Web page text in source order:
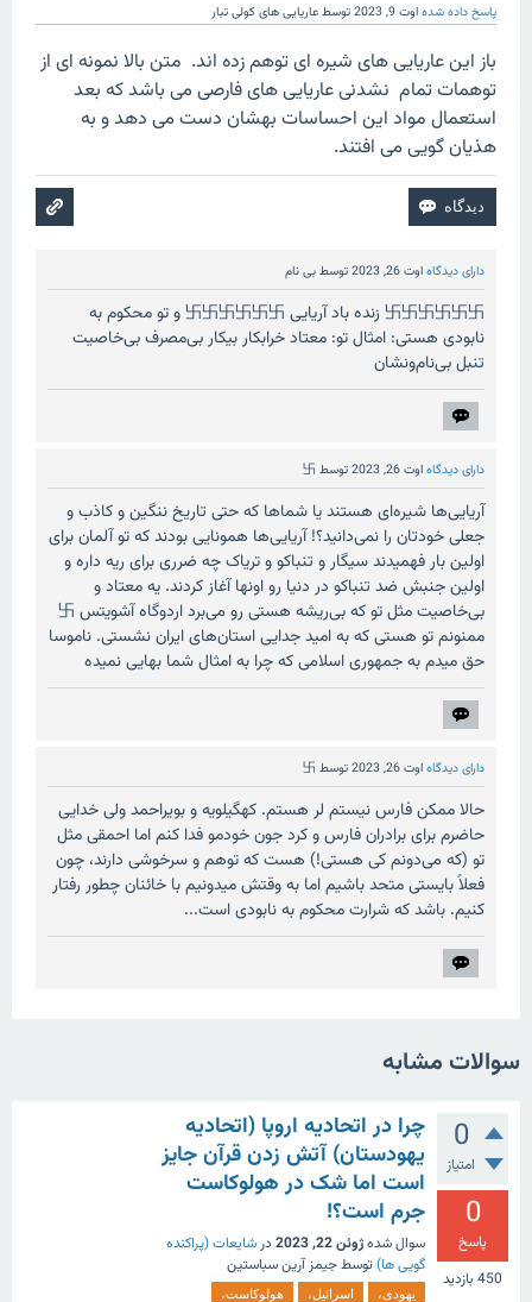
پاسخ داده شدهاوت 9, 2023 توسطعاریایی های کولی تبار
باز این عاریایی های شیره ای توهم زده اند. متن بالا نمونه ای از
توهمات تمام نشدنی عاریایی های فارصی می باشد که بعد
استعمال مواد این احساسات بهشان دست می دهد و به
هذیان گویی می افتند.
دارای دیدگاهاوت 26, 2023 توسطبی نام
卐卐卐卐卐卐 زنده باد آریایی 卐卐卐卐卐卐 و تو محکوم به
نابودی هستی: امثال تو: معتاد خرابکار بیکار بی‌مصرف بی‌خاصیت
تنبل بی‌نام‌ونشان
دارای دیدگاهاوت 26, 2023 توسط 卐
آریایی‌ها شیره‌ای هستند یا شماها که حتی تاریخ ننگین و کاذب و
جعلی خودتان را نمی‌دانید؟! آریایی‌ها همونایی بودند که تو آلمان برای
اولین بار فهمیدند سیگار و تنباکو و تریاک چه ضرری برای ریه داره و
اولین جنبش ضد تنباکو در دنیا رو اونها آغاز کردند. یه معتاد و
بی‌خاصیت مثل تو که بی‌ریشه هستی رو می‌برد اردوگاه آشویتس 卐
ممنونم تو هستی که به امید جدایی استان‌های ایران نشستی. ناموسا
حق میدم به جمهوری اسلامی که چرا به امثال شما بهایی نمیده
دارای دیدگاهاوت 26, 2023 توسط 卐
حالا ممکن فارس نیستم لر هستم. کهگیلویه و بویراحمد ولی خدایی
حاضرم برای برادران فارس و کرد جون خودمو فدا کنم اما احمقی مثل
تو (که می‌دونم کی هستی!) هست که توهم و سرخوشی دارند، چون
فعلاً بایستی متحد باشیم اما به وقتش میدونیم با خائنان چطور رفتار
کنیم. باشد که شرارت محکوم به نابودی است...
سوالات مشابه
0
امتیاز
0
پاسخ
450 بازدید
چرا در اتحادیه اروپا (اتحادیه
یهودستان) آتش زدن قرآن جایز
است اما شک در هولوکاست
جرم است؟!
سوال شدهژوئن 22, 2023 در شایعات (پراکنده
گویی ها) توسطجیمز آرین سباستین
یهودی، اسرائیل،
هولوکاست،